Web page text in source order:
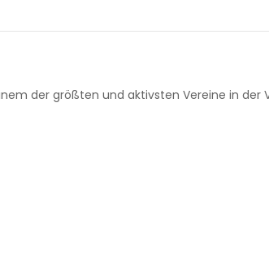
der größten und aktivsten Vereine in der